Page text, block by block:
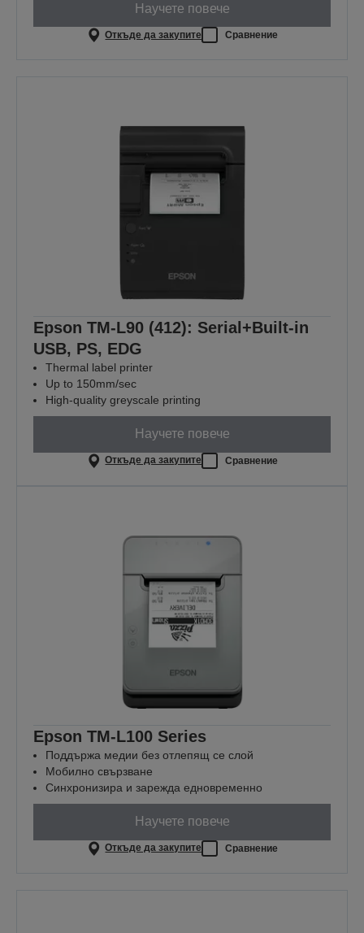
Научете повече
Откъде да закупите Сравнение
Epson TM-L90 (412): Serial+Built-in
USB, PS, EDG
Thermal label printer
Up to 150mm/sec
High-quality greyscale printing
Научете повече
Откъде да закупите Сравнение
Epson TM-L100 Series
Поддържа медии без отлепящ се слой
Мобилно свързване
Синхронизира и зарежда едновременно
Научете повече
Откъде да закупите Сравнение